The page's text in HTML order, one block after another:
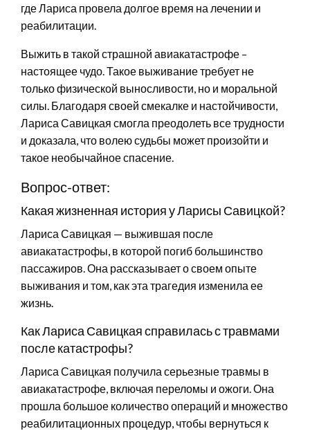
где Лариса провела долгое время на лечении и
реабилитации.
Выжить в такой страшной авиакатастрофе –
настоящее чудо. Такое выживание требует не
только физической выносливости, но и моральной
силы. Благодаря своей смекалке и настойчивости,
Лариса Савицкая смогла преодолеть все трудности
и доказала, что волею судьбы может произойти и
такое необычайное спасение.
Вопрос-ответ:
Какая жизненная история у Ларисы Савицкой?
Лариса Савицкая — выжившая после
авиакатастрофы, в которой погиб большинство
пассажиров. Она рассказывает о своем опыте
выживания и том, как эта трагедия изменила ее
жизнь.
Как Лариса Савицкая справилась с травмами
после катастрофы?
Лариса Савицкая получила серьезные травмы в
авиакатастрофе, включая переломы и ожоги. Она
прошла большое количество операций и множество
реабилитационных процедур, чтобы вернуться к